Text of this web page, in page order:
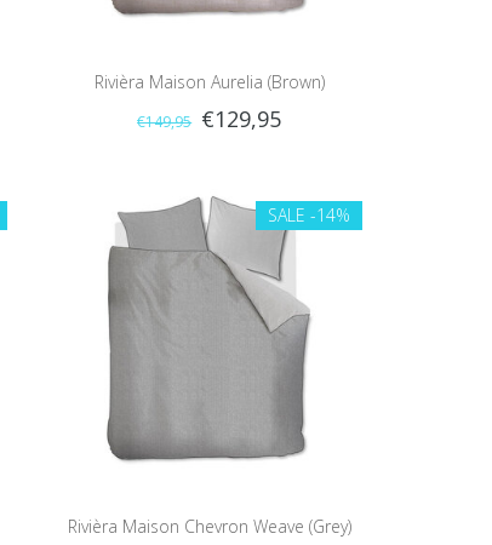
Rivièra Maison Aurelia (Brown)
€149,95 €129,95
SALE -14%
Rivièra Maison Chevron Weave (Grey)